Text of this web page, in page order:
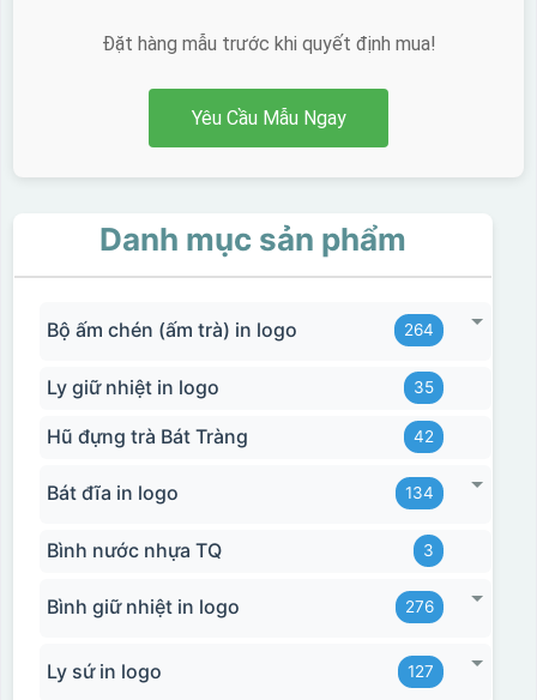
Đặt hàng mẫu trước khi quyết định mua!
Yêu Cầu Mẫu Ngay
Danh mục sản phẩm
Bộ ấm chén (ấm trà) in logo 264
Ly giữ nhiệt in logo 35
Hũ đựng trà Bát Tràng 42
Bát đĩa in logo 134
Bình nước nhựa TQ 3
Bình giữ nhiệt in logo 276
Ly sứ in logo 127